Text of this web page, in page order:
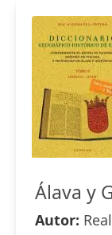
Álava y
Autor: